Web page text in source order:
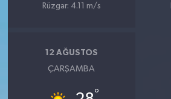
Rüzgar: 4.11 m/s
12 AĞUSTOS
ÇARŞAMBA
°